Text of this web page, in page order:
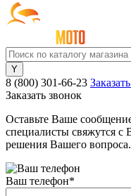
8 (800) 301-66-23
Заказать звонок
Оставьте Ваше
специалисты свяжутся с
решения Вашего вопроса.
Ваш телефон*